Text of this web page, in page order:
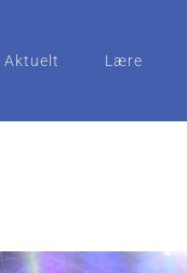
Aktuelt Lære